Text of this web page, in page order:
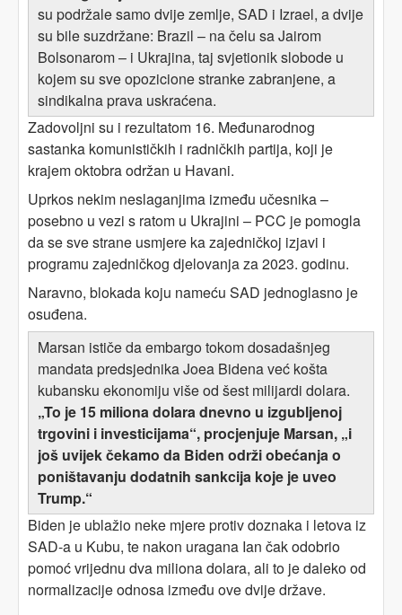
su podržale samo dvije zemlje, SAD i Izrael, a dvije
su bile suzdržane: Brazil – na čelu sa Jairom
Bolsonarom – i Ukrajina, taj svjetionik slobode u
kojem su sve opozicione stranke zabranjene, a
sindikalna prava uskraćena.
Zadovoljni su i rezultatom 16. Međunarodnog
sastanka komunističkih i radničkih partija, koji je
krajem oktobra održan u Havani.
Uprkos nekim neslaganjima između učesnika –
posebno u vezi s ratom u Ukrajini – PCC je pomogla
da se sve strane usmjere ka zajedničkoj izjavi i
programu zajedničkog djelovanja za 2023. godinu.
Naravno, blokada koju nameću SAD jednoglasno je
osuđena.
Marsan ističe da embargo tokom dosadašnjeg
mandata predsjednika Joea Bidena već košta
kubansku ekonomiju više od šest milijardi dolara.
„To je 15 miliona dolara dnevno u izgubljenoj
trgovini i investicijama“, procjenjuje Marsan, „i
još uvijek čekamo da Biden održi obećanja o
poništavanju dodatnih sankcija koje je uveo
Trump.“
Biden je ublažio neke mjere protiv doznaka i letova iz
SAD-a u Kubu, te nakon uragana Ian čak odobrio
pomoć vrijednu dva miliona dolara, ali to je daleko od
normalizacije odnosa između ove dvije države.